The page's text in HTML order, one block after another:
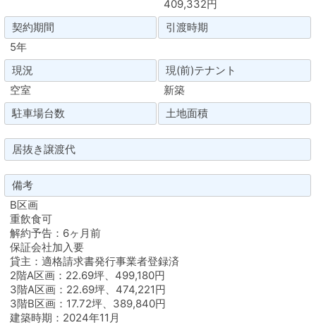
409,332円
契約期間
引渡時期
5年
現況
現(前)テナント
空室
新築
駐車場台数
土地面積
居抜き譲渡代
備考
B区画
重飲食可
解約予告：6ヶ月前
保証会社加入要
貸主：適格請求書発行事業者登録済
2階A区画：22.69坪、499,180円
3階A区画：22.69坪、474,221円
3階B区画：17.72坪、389,840円
建築時期：2024年11月